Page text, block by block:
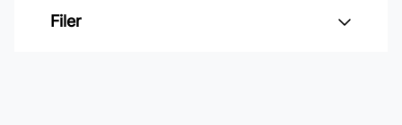
Varumärke: Midbec Tapeter
Filer